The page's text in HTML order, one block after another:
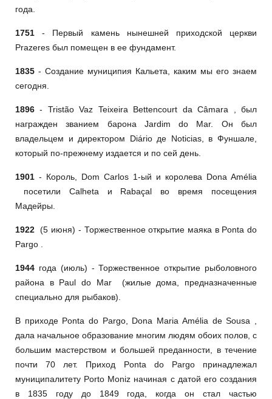
года.
1751 - Первый камень нынешней приходской церкви
Prazeres был помещен в ее фундамент.
1835 - Создание муниципия Кальета, каким мы его знаем
сегодня.
1896 - Tristão Vaz Teixeira Bettencourt da Câmara , был
награжден званием барона Jardim do Mar. Он был
владельцем и директором Diário де Noticias, в Фуншале,
который по-прежнему издается и по сей день.
1901 - Король, Dom Carlos 1-ый и королева Dona Amélia
посетили Calheta и Rabaçal во время посещения
Мадейры.
1922 (5 июня) - Торжественное открытие маяка в Ponta do
Pargo .
1944 года (июль) - Торжественное открытие рыболовного
района в Paul do Mar (жилые дома, предназначенные
специально для рыбаков).
В приходе Ponta do Pargo, Dona Maria Amélia de Sousa ,
дала начальное образование многим людям обоих полов, с
большим мастерством и большей преданности, в течение
почти 70 лет. Приход Ponta do Pargo принадлежал
муниципалитету Porto Moniz начиная с датой его создания
в 1835 году до 1849 года, когда он стал частью